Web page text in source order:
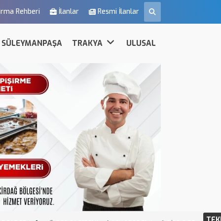
Rehberi İlanlar Resmi İlanlar
SÜLEYMANPAŞA TRAKYA ULUSAL